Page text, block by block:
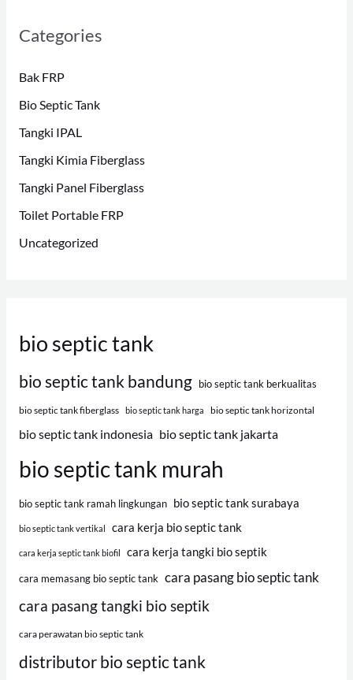
Categories
Bak FRP
Bio Septic Tank
Tangki IPAL
Tangki Kimia Fiberglass
Tangki Panel Fiberglass
Toilet Portable FRP
Uncategorized
bio septic tank
bio septic tank bandung bio septic tank berkualitas
bio septic tank fiberglass bio septic tank harga bio septic tank horizontal
bio septic tank indonesia bio septic tank jakarta
bio septic tank murah
bio septic tank ramah lingkungan bio septic tank surabaya
bio septic tank vertikal cara kerja bio septic tank
cara kerja septic tank biofil cara kerja tangki bio septik
cara memasang bio septic tank cara pasang bio septic tank
cara pasang tangki bio septik
cara perawatan bio septic tank
distributor bio septic tank